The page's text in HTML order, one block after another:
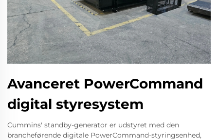
Avanceret PowerCommand
digital styresystem
Cummins' standby-generator er udstyret med den
brancheførende digitale PowerCommand-styringsenhed,